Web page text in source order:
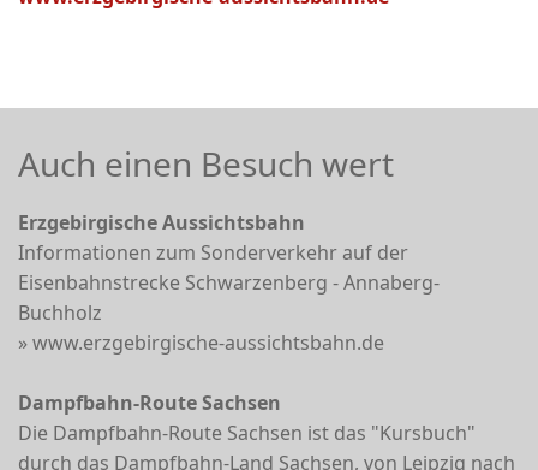
Auch einen Besuch wert
Erzgebirgische Aussichtsbahn
Informationen zum Sonderverkehr auf der
Eisenbahnstrecke Schwarzenberg - Annaberg-
Buchholz
» www.erzgebirgische-aussichtsbahn.de
Dampfbahn-Route Sachsen
Die Dampfbahn-Route Sachsen ist das "Kursbuch"
durch das Dampfbahn-Land Sachsen, von Leipzig nach